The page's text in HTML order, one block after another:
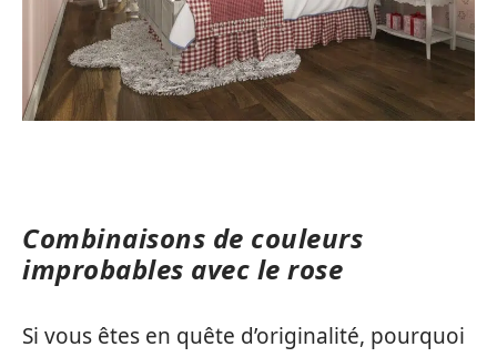
Combinaisons de couleurs
improbables avec le rose
Si vous êtes en quête d’originalité, pourquoi